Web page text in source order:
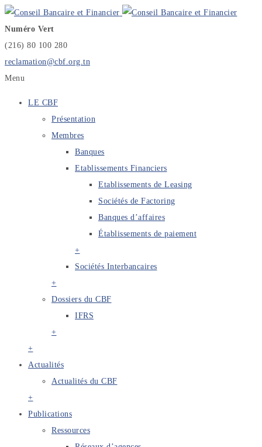
Numéro Vert
(216) 80 100 280
reclamation@cbf.org.tn
Menu
LE CBF
Présentation
Membres
Banques
Etablissements Financiers
Etablissements de Leasing
Sociétés de Factoring
Banques d’affaires
Établissements de paiement
+
Sociétés Interbancaires
+
Dossiers du CBF
IFRS
+
+
Actualités
Actualités du CBF
+
Publications
Ressources